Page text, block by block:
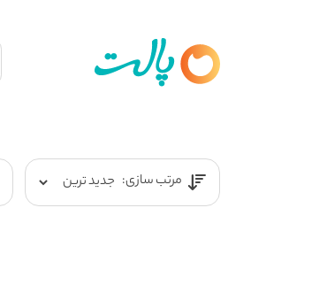
مرتب سازی: